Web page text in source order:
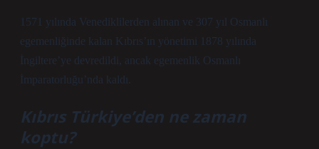
1571 yılında Venediklilerden alınan ve 307 yıl Osmanlı
egemenliğinde kalan Kıbrıs’ın yönetimi 1878 yılında
İngiltere’ye devredildi, ancak egemenlik Osmanlı
İmparatorluğu’nda kaldı.
Kıbrıs Türkiye’den ne zaman
koptu?